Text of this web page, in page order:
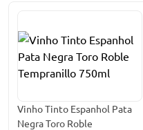
Vinho Tinto Espanhol Pata
Negra Toro Roble